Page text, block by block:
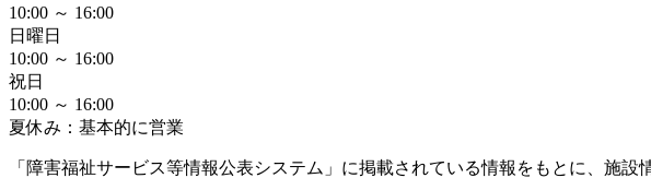
10:00 ～ 16:00
日曜日
10:00 ～ 16:00
祝日
10:00 ～ 16:00
夏休み：基本的に営業
「障害福祉サービス等情報公表システム」に掲載されている情報をもとに、施